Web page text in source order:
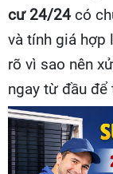
cư 24/24 có
và tính giá hợp
rõ vì sao nên
ngay từ đầu để